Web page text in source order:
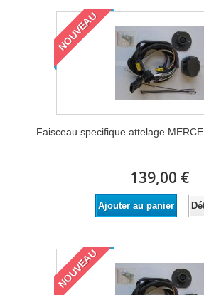
NOUVEAU
Faisceau specifique attelage
139,00 €
Ajouter au panier
NOUVEAU